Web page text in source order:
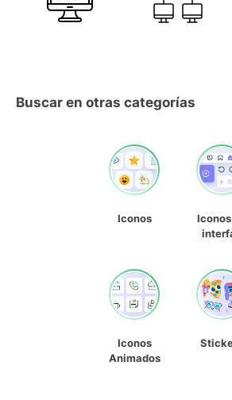
Buscar en otras categorías
Iconos
Iconos
Animados